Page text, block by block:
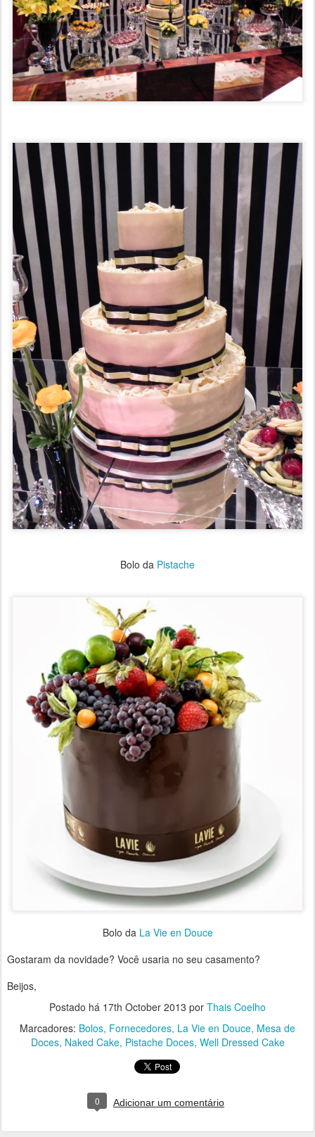
Bolo da Pistache
Bolo da La Vie en Douce
Gostaram da novidade? Você usaria no seu casamento?
Beijos,
Postado há 17th October 2013 por Thais Coelho
Marcadores: Bolos Fornecedores La Vie en Douce Mesa de
Doces Naked Cake Pistache Doces Well Dressed Cake
0 Adicionar um comentário